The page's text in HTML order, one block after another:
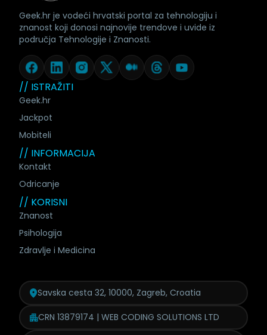
// ISTRAŽITI
Geek.hr
Jackpot
Mobiteli
// INFORMACIJA
Kontakt
Odricanje
// KORISNI
Znanost
Psihologija
Zdravlje i Medicina
Geek.hr je vodeći hrvatski portal za tehnologiju i
znanost koji donosi najnovije trendove i uvide iz
područja Tehnologije i Znanosti.
Savska cesta 32, 10000, Zagreb, Croatia
CRN 13879174 | WEB CODING SOLUTIONS LTD